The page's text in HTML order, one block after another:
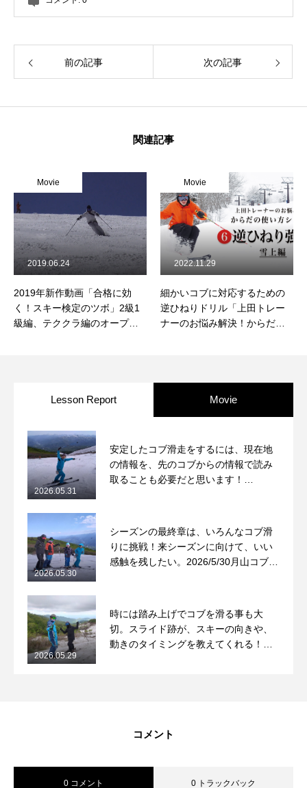
前の記事 次の記事
関連記事
Movie
2019年新作動画「合格に効
く！スキー検定のツボ」2級1
級編、テククラ編のオープニ
2019.06.24
Movie
細かいコブに対応するための
逆ひねりドリル「上田トレー
ナーのお悩み解決！からだの
2022.11.29
Lesson Report Movie
安定したコブ滑走をするには、現在地
の情報を、先のコブからの情報で読み
取ることも必要だと思います！
2026.05.31
シーズンの最終章は、いろんなコブ滑
りに挑戦！来シーズンに向けて、いい
感触を残したい。2026/5/30月山コブレ
2026.05.30
時には踏み上げでコブを滑る事も大
切。スライド跡が、スキーの向きや、
動きのタイミングを教えてくれる！
2026.05.29
コメント
0 コメント 0 トラックバック